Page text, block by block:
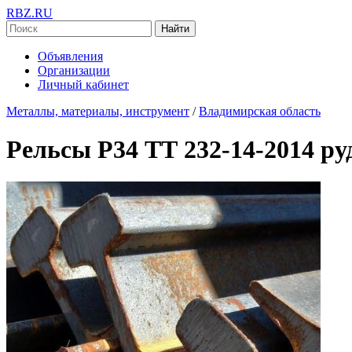
RBZ.RU
Найти
Объявления
Организации
Личный кабинет
Металлы, материалы, инструмент / Владимирская область
Рельсы Р34 ТТ 232-14-2014